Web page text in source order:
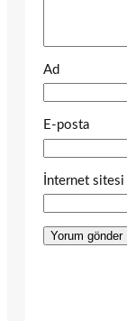
Ad
E-posta
İnternet sitesi